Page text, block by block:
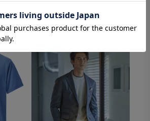
イドフィット 変形モックネック
袖 ブルーグレー
レッチ ヘリンボーン グレー S
￥18,000(税込)